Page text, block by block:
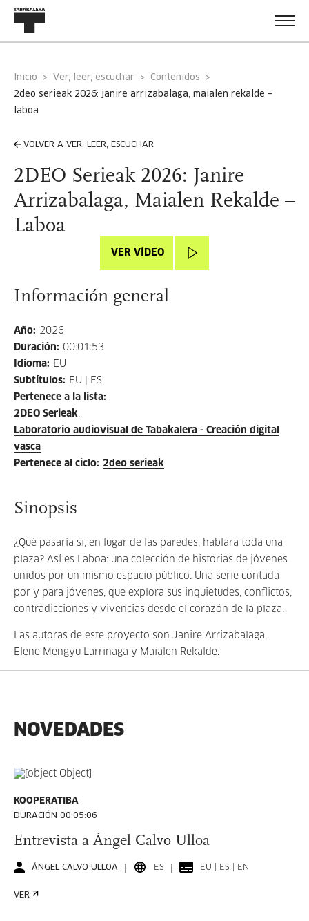
Inicio Ver, leer, escuchar
Contenidos
2deo serieak 2026: janire arrizabalaga, maialen rekalde –
laboa
VOLVER A VER, LEER, ESCUCHAR
2DEO Serieak 2026: Janire
Arrizabalaga, Maialen Rekalde –
Laboa
VER VÍDEO
Información general
Año: 2026
Duración: 00:01:53
Idioma: EU
Subtítulos: EU | ES
Pertenece a la lista:
2DEO Serieak
Laboratorio audiovisual de Tabakalera - Creación digital
vasca
Pertenece al ciclo: 2deo serieak
Sinopsis
¿Qué pasaría si, en lugar de las paredes, hablara toda una
plaza? Así es Laboa: una colección de historias de jóvenes
unidos por un mismo espacio público. Una serie contada
por y para jóvenes, que explora sus inquietudes, conflictos,
contradicciones y vivencias desde el corazón de la plaza.
Las autoras de este proyecto son Janire Arrizabalaga,
Elene Mengyu Larrinaga y Maialen Rekalde.
NOVEDADES
KOOPERATIBA
DURACIÓN 00:05:06
Entrevista a Ángel Calvo Ulloa
ÁNGEL CALVO ULLOA ES EU | ES | EN
VER